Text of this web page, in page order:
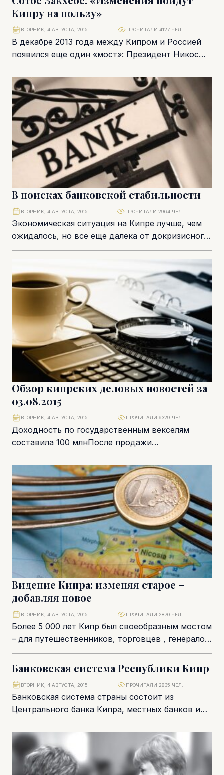
Кипру на пользу»
В декабре 2013 года между Кипром и Россией
появился еще один «мост»: Президент Никос
Анастасиадис назначил своим специальным
представителем по...
ВТОРНИК, 4 АВГУСТА, 2015 ПРОЧИТАЛИ 4127 ЧЕЛ.
В поисках банковской стабильности
Экономическая ситуация на Кипре лучше, чем
ожидалось, но все еще далека от докризисного
благополучия. Недостаток ликвидности и про-
ВТОРНИК, 4 АВГУСТА, 2015 ПРОЧИТАЛИ 2964 ЧЕЛ.
Обзор кипрских деловых новостей за
03.08.2015
Доходность по государственным векселям
составила 100 млнПосле продажи
правительством 13-недельных казначейских
векселей на аукционе на сумму 100 млн в
понедельник,...
ВТОРНИК, 4 АВГУСТА, 2015 ПРОЧИТАЛИ 6329 ЧЕЛ.
Видение Кипра: изменяя старое –
добавляя новое
Более 5 000 лет Кипр был своеобразным мостом
– для путешественников, торговцев , генералов
и их армий во время военных...
ВТОРНИК, 4 АВГУСТА, 2015 ПРОЧИТАЛИ 2870 ЧЕЛ.
Банковская система Республики Кипр
Банковская система страны состоит из
Центрального банка Кипра, местных банков и
международных банковских учреждений. Также
в нее входят кооперативные кредитные...
ВТОРНИК, 4 АВГУСТА, 2015 ПРОЧИТАЛИ 2835 ЧЕЛ.